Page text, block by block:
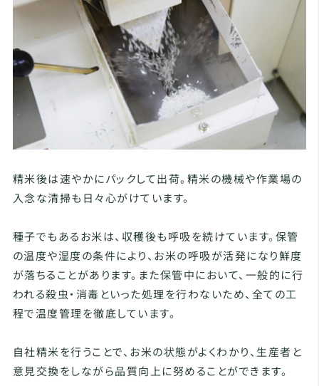
精米後は速やかにパックして出荷。精米の機械や作業場の
入念な清掃も日々心がけています。
種子でもあるお米は、収穫後も呼吸を続けています。保管
の温度や湿度の条件により、お米の呼吸が活発になり鮮度
が落ちることがあります。また保管中において、一般的に行
われる殺虫・消毒といった処理を行わないため、全ての工
程で温度管理を徹底しています。
自社精米を行うことで、お米の状態がよくわかり、生産者と
意見交換をしながら品質向上に努めることができます。